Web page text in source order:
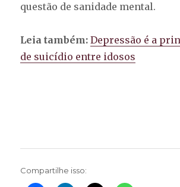
questão de sanidade mental.
Leia também: Depressão é a
de suicídio entre idosos
Compartilhe isso: